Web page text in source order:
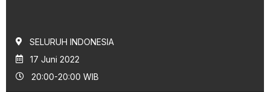
SELURUH INDONESIA
17 Juni 2022
20:00-20:00 WIB